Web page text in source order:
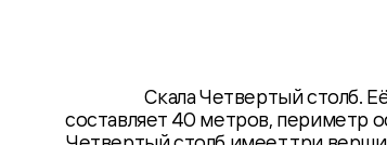
Скала Четвертый столб.
составляет 40 метров, периметр